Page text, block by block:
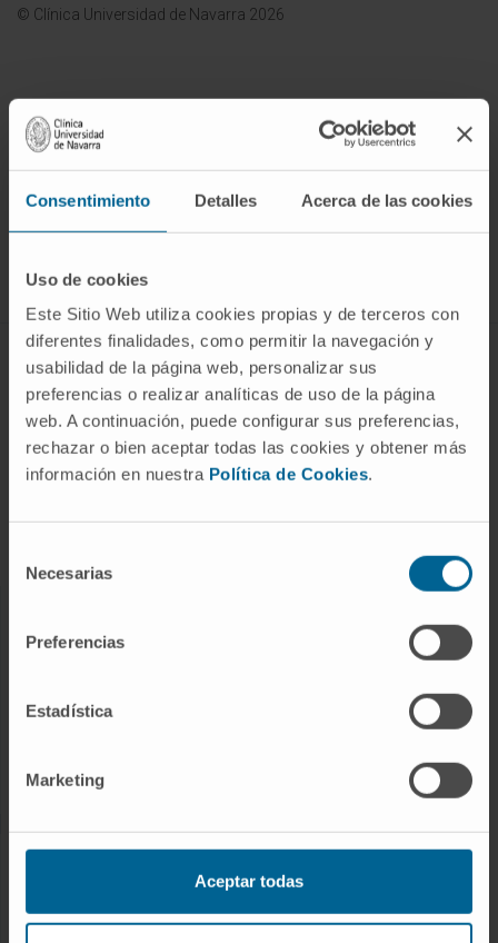
Consentimiento Detalles Acerca de las cookies
Uso de cookies
Este Sitio Web utiliza cookies propias y de terceros con
diferentes finalidades, como permitir la navegación y
usabilidad de la página web, personalizar sus
preferencias o realizar analíticas de uso de la página
web. A continuación, puede configurar sus preferencias,
rechazar o bien aceptar todas las cookies y obtener más
información en nuestra Política de Cookies.
Necesarias
Preferencias
Estadística
Marketing
Aceptar todas
© Clínica Universidad de Navarra 2026
¡Únete a nuestra comunidad!
SUSCRIBIRSE
Síguenos
ENFERMEDADES Y TRATAMIENTOS
Enfermedades
Pruebas diagnósticas
Tratamientos
NUESTROS PROFESIONALES
Conozca a los profesionales
Trabaje con nosotros
INVESTIGACIÓN Y DOCENCIA